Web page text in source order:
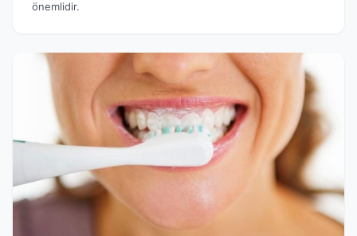
önemlidir.